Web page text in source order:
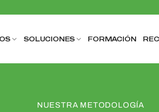
SOLUCIONES FORMACIÓN
NUESTRA METODOLOGÍA